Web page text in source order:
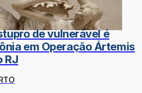
de vulnerável é
em Operação Ártemis
RJ